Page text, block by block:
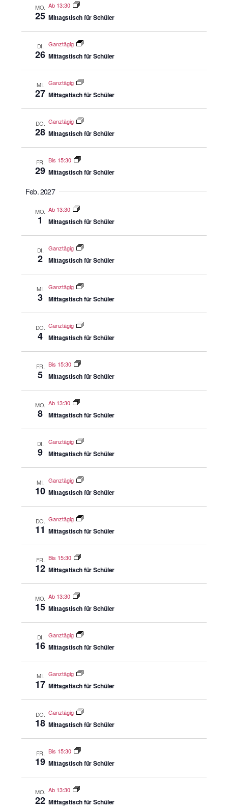
MO.
25
Ab 13:30
Mittagstisch für Schüler
DI.
26
Ganztägig
Mittagstisch für Schüler
MI.
27
Ganztägig
Mittagstisch für Schüler
DO.
28
Ganztägig
Mittagstisch für Schüler
FR.
29
Bis 15:30
Mittagstisch für Schüler
Feb. 2027
MO.
1
Ab 13:30
Mittagstisch für Schüler
DI.
2
Ganztägig
Mittagstisch für Schüler
MI.
3
Ganztägig
Mittagstisch für Schüler
DO.
4
Ganztägig
Mittagstisch für Schüler
FR.
5
Bis 15:30
Mittagstisch für Schüler
MO.
8
Ab 13:30
Mittagstisch für Schüler
DI.
9
Ganztägig
Mittagstisch für Schüler
MI.
10
Ganztägig
Mittagstisch für Schüler
DO.
11
Ganztägig
Mittagstisch für Schüler
FR.
12
Bis 15:30
Mittagstisch für Schüler
MO.
15
Ab 13:30
Mittagstisch für Schüler
DI.
16
Ganztägig
Mittagstisch für Schüler
MI.
17
Ganztägig
Mittagstisch für Schüler
DO.
18
Ganztägig
Mittagstisch für Schüler
FR.
19
Bis 15:30
Mittagstisch für Schüler
MO.
22
Ab 13:30
Mittagstisch für Schüler